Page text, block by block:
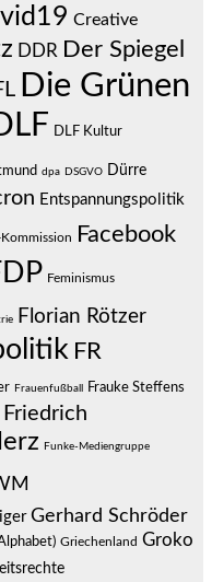
Creative
DDR Der Spiegel
Die Grünen
DLF Kultur
dpa DSGVO Dürre
Entspannungspolitik
Kommission
Facebook
Feminismus
Florian Rötzer
FR
Frauenfußball Frauke Steffens
Friedrich
Funke-Mediengruppe
Gerhard Schröder
Griechenland Groko